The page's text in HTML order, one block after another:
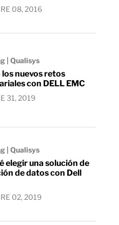
08, 2016
| Qualisys
nuevos retos
con DELL EMC
31, 2019
| Qualisys
elegir una solución de
de datos con Dell
02, 2019